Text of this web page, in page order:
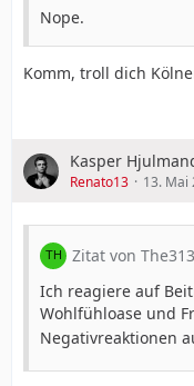
Nope.
Komm, troll dich
Kasper
Renato13 13. Mai
Zitat von The313
Ich reagiere auf
Wohlfühloase und
Negativreaktionen